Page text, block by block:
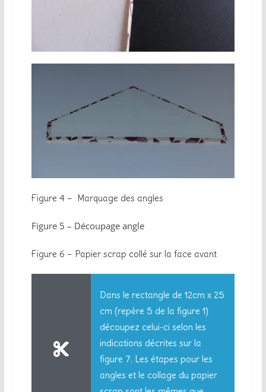
Figure 4 – Marquage des angles
Figure 5 – Découpage angle
Figure 6 – Papier scrap collé sur la face avant
Dans le rectangle de 12cm x 25
cm (repère 5 de la figure 1)
découpez celui-ci selon les
indications décrites sur la
figure 7. Les étapes pour les
angles et le collage du papier